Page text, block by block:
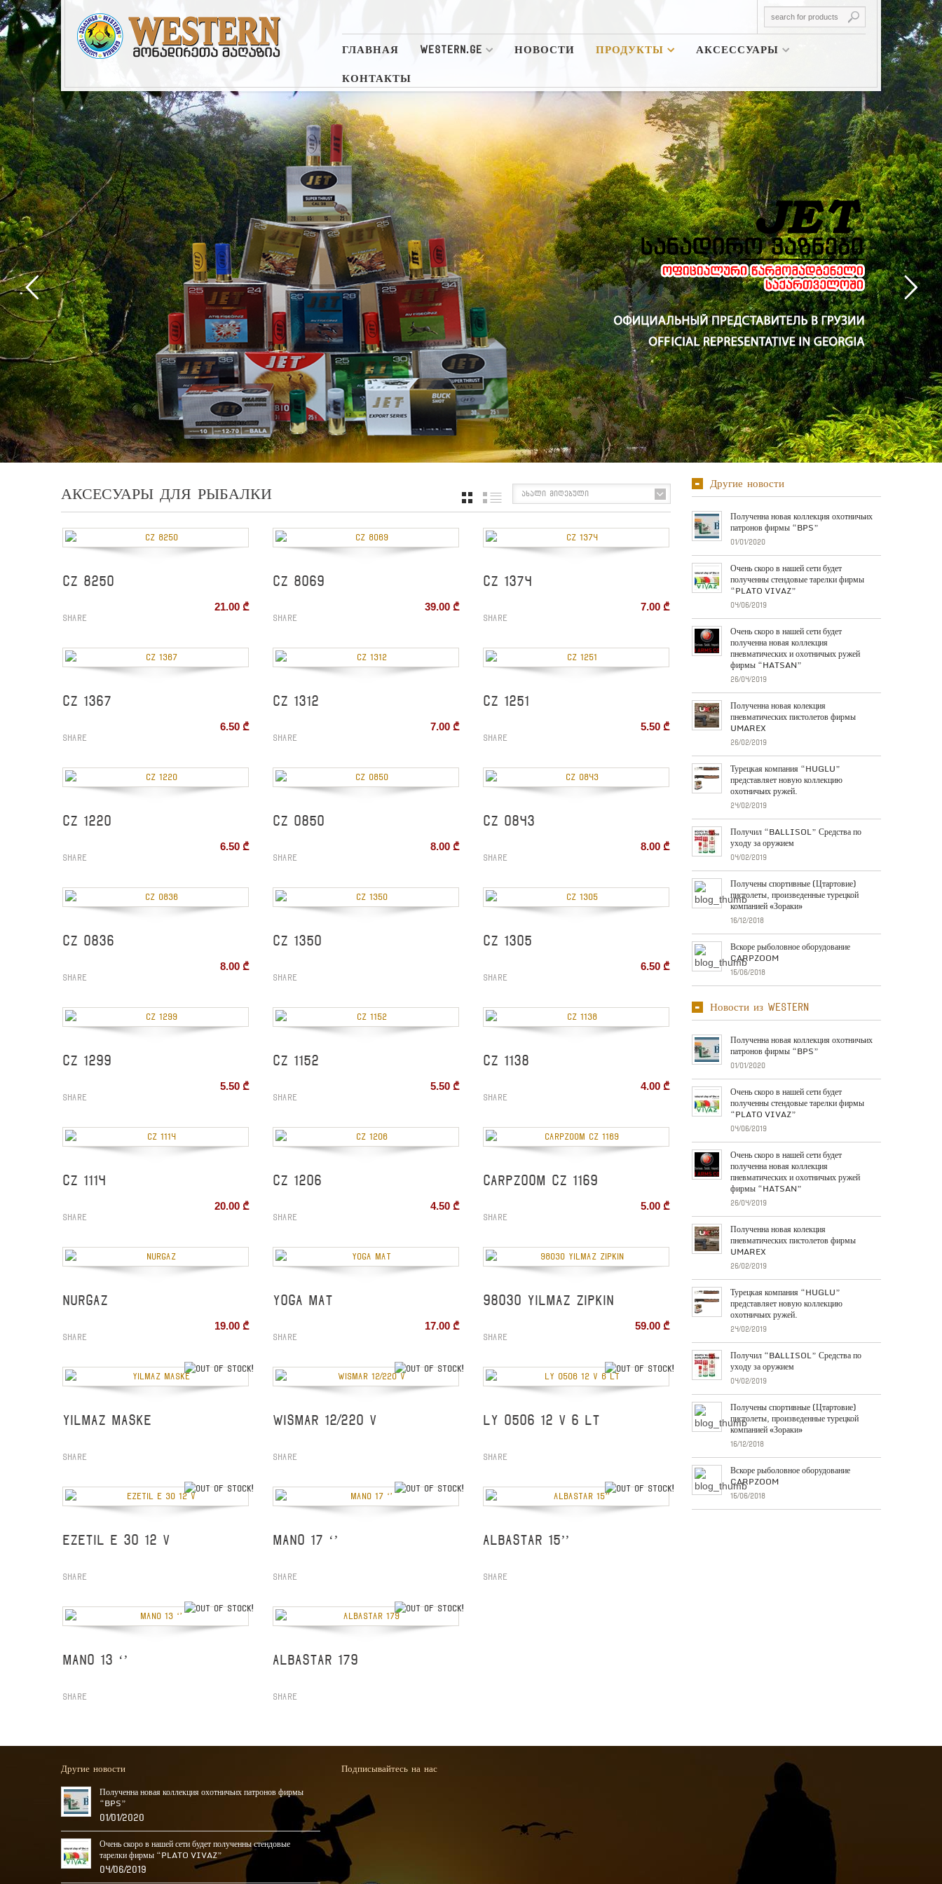
ГЛАВНАЯ WESTERN.GE НОВОСТИ ПРОДУКТЫ АКСЕССУАРЫ
КОНТАКТЫ
АКСЕСУАРЫ ДЛЯ РЫБАЛКИ ახალი მიღებული
GRID
CZ 8250
21.00 ₾
Share
CZ 8069
39.00 ₾
Share
CZ 1374
7.00 ₾
Share
CZ 1367
6.50 ₾
Share
CZ 1312
7.00 ₾
Share
CZ 1251
5.50 ₾
Share
CZ 1220
6.50 ₾
Share
CZ 0850
8.00 ₾
Share
CZ 0843
8.00 ₾
Share
CZ 0836
8.00 ₾
Share
CZ 1350
Share
CZ 1305
6.50 ₾
Share
CZ 1299
5.50 ₾
Share
CZ 1152
5.50 ₾
Share
CZ 1138
4.00 ₾
Share
CZ 1114
20.00 ₾
Share
CZ 1206
4.50 ₾
Share
CARPZOOM CZ 1169
5.00 ₾
Share
NURGAZ
19.00 ₾
Share
YOGA MAT
17.00 ₾
Share
98030 YILMAZ ZIPKIN
59.00 ₾
Share
out of stock
YILMAZ MASKE
Share
out of stock
WISMAR 12/220 V
Share
out of stock
LY 0506 12 V 6 LT
Share
out of stock
EZETIL E 30 12 V
Share
out of stock
MANO 17 ‘’
Share
out of stock
ALBASTAR 15’’
Share
out of stock
MANO 13 ‘’
Share
ALBASTAR 179
Share
Другие новости
Полученна новая коллекция охотничьих
патронов фирмы “BPS”
01/01/2020
Очень скоро в нашей сети будет
полученны стендовые тарелки фирмы
“PLATO VIVAZ”
04/06/2019
Очень скоро в нашей сети будет
полученна новая коллекция
пневматических и охотничьих ружей
фирмы “HATSAN”
26/04/2019
Полученна новая колекция
пневматических пистолетов фирмы
UMAREX
26/02/2019
Турецкая компания “HUGLU”
представляет новую коллекцию
охотничьих ружей.
24/02/2019
Получил “BALLISOL” Средства по
уходу за оружием
04/02/2019
Получены спортивные (Цтартовие)
пистолеты, произведенные турецкой
компанией «Зораки»
16/12/2018
Вскоре рыболовное оборудование
CARPZOOM
15/06/2018
Новости из Western
Полученна новая коллекция охотничьих
патронов фирмы “BPS”
01/01/2020
Очень скоро в нашей сети будет
полученны стендовые тарелки фирмы
“PLATO VIVAZ”
04/06/2019
Очень скоро в нашей сети будет
полученна новая коллекция
пневматических и охотничьих ружей
фирмы “HATSAN”
26/04/2019
Полученна новая колекция
пневматических пистолетов фирмы
UMAREX
26/02/2019
Турецкая компания “HUGLU”
представляет новую коллекцию
охотничьих ружей.
24/02/2019
Получил “BALLISOL” Средства по
уходу за оружием
04/02/2019
Получены спортивные (Цтартовие)
пистолеты, произведенные турецкой
компанией «Зораки»
16/12/2018
Вскоре рыболовное оборудование
CARPZOOM
15/06/2018
Другие новости
Полученна новая коллекция охотничьих патронов фирмы
“BPS”
01/01/2020
Очень скоро в нашей сети будет полученны стендовые
тарелки фирмы “PLATO VIVAZ”
04/06/2019
Подписывайтесь на нас